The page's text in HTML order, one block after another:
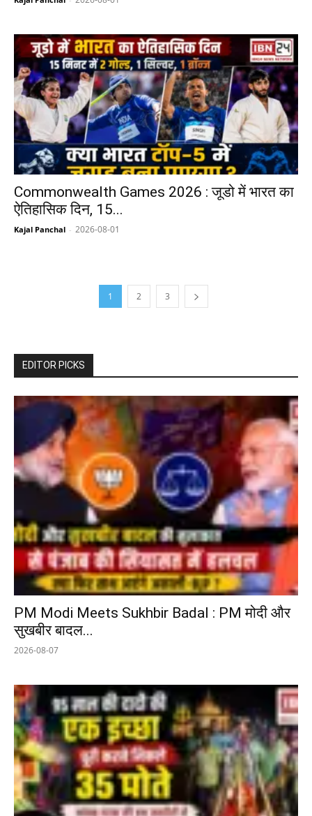
Commonwealth Games 2026 : जूडो में भारत का
ऐतिहासिक दिन, 15...
Kajal Panchal - 2026-08-01
1 2 3
EDITOR PICKS
PM Modi Meets Sukhbir Badal : PM मोदी और
सुखबीर बादल...
2026-08-07